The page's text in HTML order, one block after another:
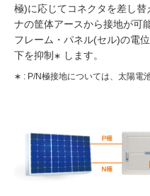
極)に応じてコネクタを差し
ナの筐体アースから接地が可
フレーム・パネル(セル)の電
下を抑制 ∗ します。
∗ : P/N極接地については、太陽電